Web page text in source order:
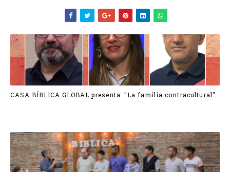
CASA BÍBLICA GLOBAL presenta: "La familia contracultural"